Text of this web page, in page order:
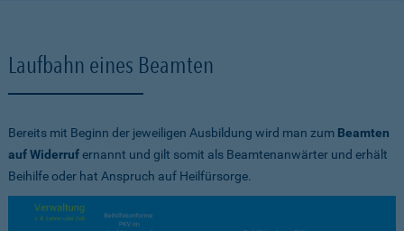
Laufbahn eines Beamten
Bereits mit Beginn der jeweiligen Ausbildung wird man zum Beamten
auf Widerrufernannt und gilt somit als Beamtenanwärter und erhält
Beihilfe oder hat Anspruch auf Heilfürsorge.